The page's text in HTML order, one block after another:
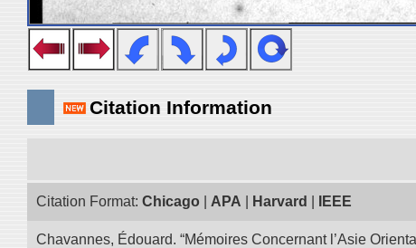
Citation Information
Citation Format: Chicago APA Harvard IEEE
Chavannes, Édouard. “Mémoires Concernant l’Asie